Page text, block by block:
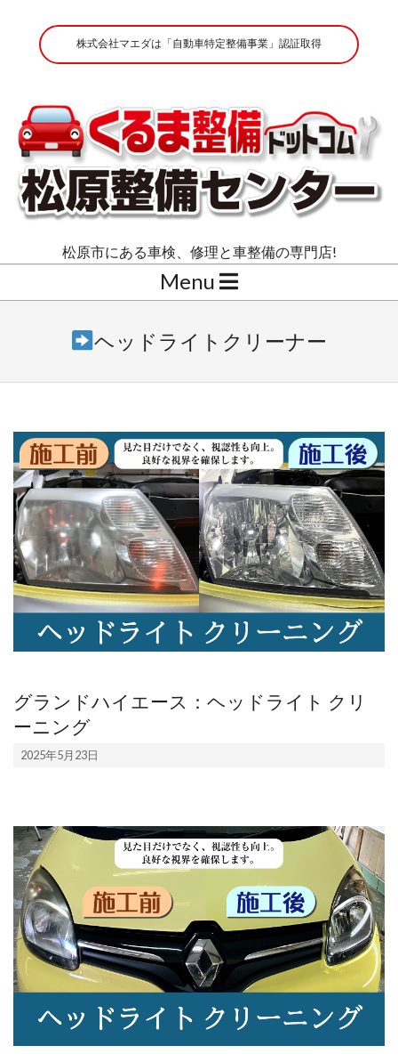
content
株式会社マエダは「自動車特定整備事業」認証取得
式
会
ダ
松
原
整
備
セ
ン
タ
ー
｜
松
市
に
あ
る
車
検、
修
理
松原市にある車検、修理と車整備の専門店!
Navigation
Menu
ヘッドライトクリーナー
グランドハイエース：ヘッドライト クリ
ーニング
2025-
2025年5月23日